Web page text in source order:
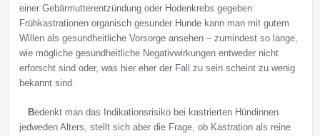
einer Gebärmutterentzündung oder Hodenkrebs gegeben.
Frühkastrationen organisch gesunder Hunde kann man mit gutem
Willen als gesundheitliche Vorsorge ansehen – zumindest so lange,
wie mögliche gesundheitliche Negativwirkungen entweder nicht
erforscht sind oder, was hier eher der Fall zu sein scheint zu wenig
bekannt sind.
Bedenkt man das Indikationsrisiko bei kastrierten Hündinnen
jedweden Alters, stellt sich aber die Frage, ob Kastration als reine